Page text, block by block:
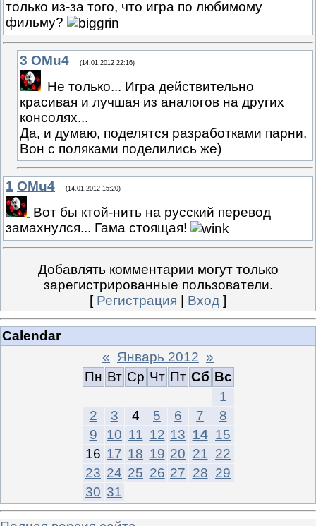
только из-за того, что игра по любимому
фильму?
3 OMu4 (14.01.2012 22:16)
Не только... Игра действительно
красивая и лучшая из аналогов на других
консолях...
Да, и думаю, поделятся разработками парни.
Вон с поляками поделились же)
1 OMu4 (14.01.2012 15:20)
Вот бы ктой-нить на русский перевод
замахнулся... Гама стоящая!
Добавлять комментарии могут только
зарегистрированные пользователи.
[ Регистрация Вход ]
Calendar
« Январь 2012 »
Пн Вт Ср Чт Пт Сб Вс
1
2
3 4 5 6 7
8
9
10 11 12 13 14 15
16 17 18 19 20 21 22
23 24 25 26 27 28 29
30 31